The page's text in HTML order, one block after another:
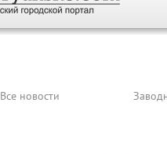
Все новости